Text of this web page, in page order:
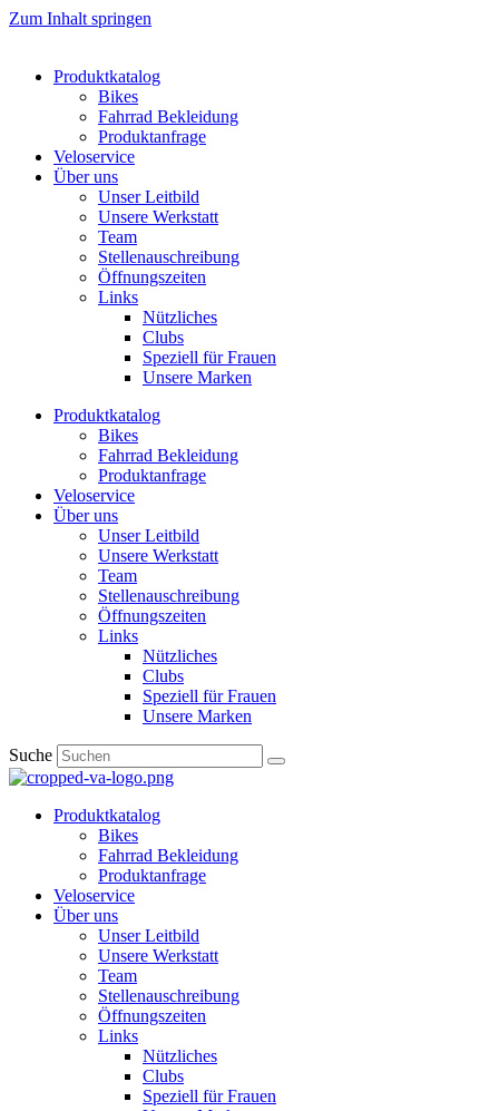
Zum Inhalt springen
Produktkatalog
Bikes
Fahrrad Bekleidung
Produktanfrage
Veloservice
Über uns
Unser Leitbild
Unsere Werkstatt
Team
Stellenauschreibung
Öffnungszeiten
Links
Nützliches
Clubs
Speziell für Frauen​
Unsere Marken
Produktkatalog
Bikes
Fahrrad Bekleidung
Produktanfrage
Veloservice
Über uns
Unser Leitbild
Unsere Werkstatt
Team
Stellenauschreibung
Öffnungszeiten
Links
Nützliches
Clubs
Speziell für Frauen​
Unsere Marken
Suche
Produktkatalog
Bikes
Fahrrad Bekleidung
Produktanfrage
Veloservice
Über uns
Unser Leitbild
Unsere Werkstatt
Team
Stellenauschreibung
Öffnungszeiten
Links
Nützliches
Clubs
Speziell für Frauen​